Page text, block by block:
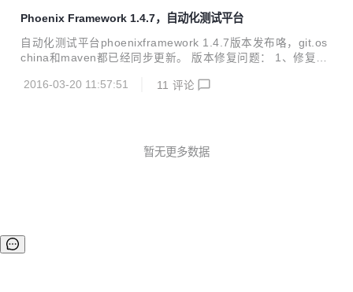
hina及github均已同步更新。maven需要明天下午才能更新。
升级方式和war包下载地址请见官网： http://www.cewan.la
最新版本1.4.8版本升级的详细内容： phoenix_node:优化性
Phoenix Framework 1.4.7，自动化测试平台
自动化测试平台phoenixframework 1.4.7版本发布咯，git.os
china和maven都已经同步更新。 版本修复问题： 1、修复多
加对body参数的支持 3、对平台的各模块代码进行了部分重
试工具 7、抽离出了公共的phoenix_common模块 8、重构了
2016-03-20 11:57:51 11 评论
暂无更多数据